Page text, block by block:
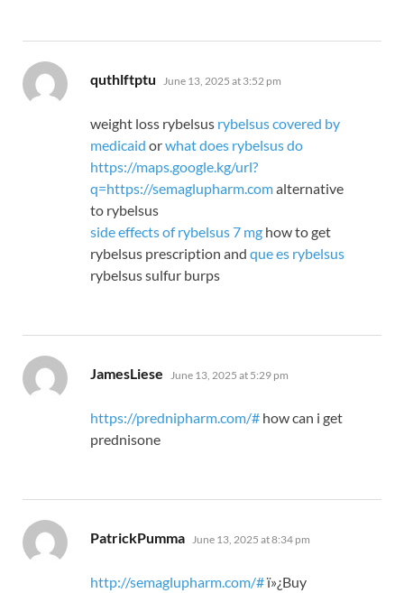
quthlftptu says:
June 13, 2025 at 3:52 pm
weight loss rybelsus rybelsus covered by
medicaid orwhat does rybelsus do
https://maps.google.kg/url?
q=https://semaglupharm.comalternative
to rybelsus
side effects of rybelsus 7 mg how to get
rybelsus prescription and que es rybelsus
rybelsus sulfur burps
JamesLiese says:
June 13, 2025 at 5:29 pm
https://prednipharm.com/# how can i get
prednisone
PatrickPumma says:
June 13, 2025 at 8:34 pm
http://semaglupharm.com/#ï»¿Buy